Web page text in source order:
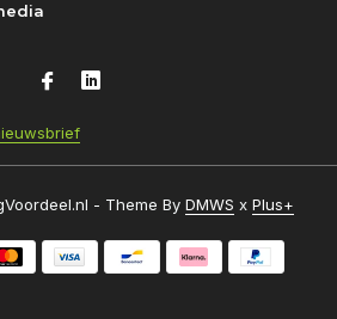
- Theme By DMWS x Plus+